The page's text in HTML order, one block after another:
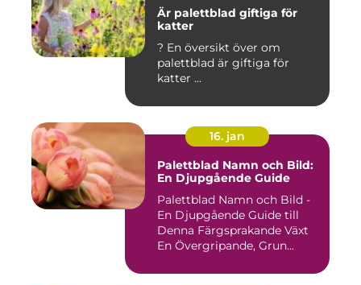
Är palettblad giftiga för
katter
? En översikt över om
palettblad är giftiga för
katter ...
16. jan
Palettblad Namn och Bild:
En Djupgående Guide
Palettblad Namn och Bild -
En Djupgående Guide till
Denna Färgsprakande Växt
En Övergripande, Grun...